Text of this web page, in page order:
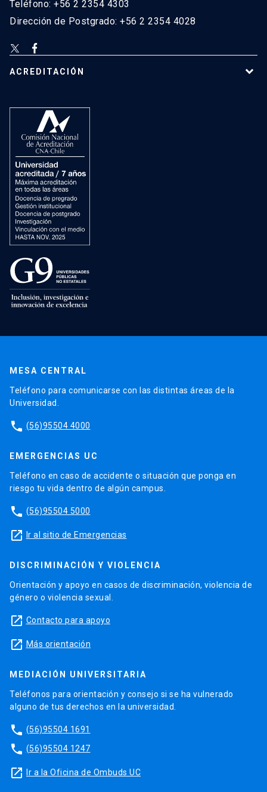
Teléfono: +56 2 2354 4303
Dirección de Postgrado: +56 2 2354 4028
ACREDITACIÓN
MESA CENTRAL
Teléfono para comunicarse con las distintas áreas de la
Universidad.
phone (56)95504 4000
EMERGENCIAS UC
Teléfono en caso de accidente o situación que ponga en
riesgo tu vida dentro de algún campus.
phone (56)95504 5000
launch Ir al sitio de Emergencias
DISCRIMINACIÓN Y VIOLENCIA
Orientación y apoyo en casos de discriminación, violencia de
género o violencia sexual.
launch Contacto para apoyo
launch Más orientación
MEDIACIÓN UNIVERSITARIA
Teléfonos para orientación y consejo si se ha vulnerado
alguno de tus derechos en la universidad.
phone (56)95504 1691
phone (56)95504 1247
launch Ir a la Oficina de Ombuds UC